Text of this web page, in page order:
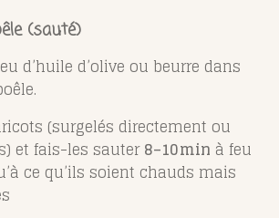
(sauté)
d’huile d’olive ou beurre dans
(surgelés directement ou
et fais-les sauter8–10 min à feu
ce qu’ils soient chauds mais